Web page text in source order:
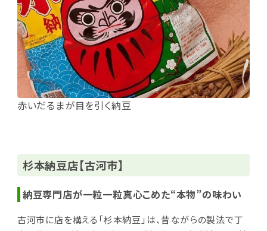
赤いだるまが目を引く納豆
杉本納豆店【古河市】
納豆専門店が一粒一粒真心こめた“本物”の味わい
古河市に店を構える「杉本納豆」は、昔ながらの製法で丁